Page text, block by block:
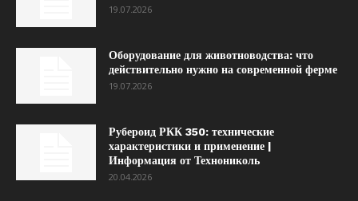
19.07.2026
Оборудование для животноводства: что
действительно нужно на современной ферме
19.07.2026
Рубероид РКК 350: технические
характеристики и применение |
Информация от Технониколь
20.04.2026